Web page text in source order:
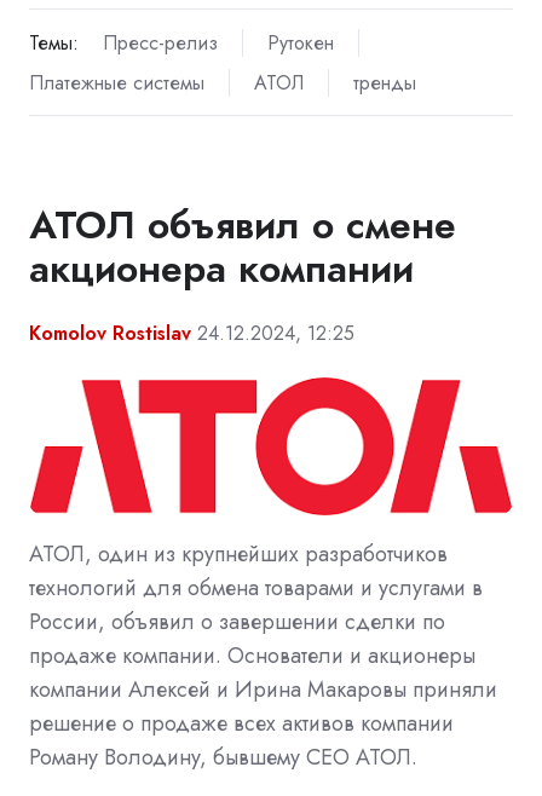
Темы: Пресс-релиз
Рутокен
Платежные системы
АТОЛ тренды
АТОЛ объявил о смене
акционера компании
Komolov Rostislav 24.12.2024, 12:25
АТОЛ, один из крупнейших разработчиков
технологий для обмена товарами и услугами в
России, объявил о завершении сделки по
продаже компании. Основатели и акционеры
компании Алексей и Ирина Макаровы приняли
решение о продаже всех активов компании
Роману Володину, бывшему CEO АТОЛ.